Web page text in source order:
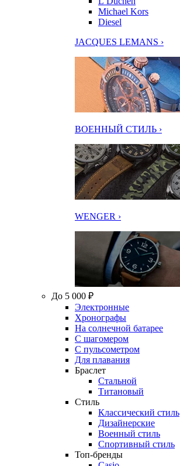
Michael Kors
Diesel
JACQUES LEMANS ›
ВОЕННЫЙ СТИЛЬ ›
WENGER ›
До 5 000 ₽
Электронные
Хронографы
На солнечной батарее
С шагомером
С пульсометром
Для плавания
Браслет
Стальной
Титановый
Стиль
Классический стиль
Дизайнерские
Военный стиль
Спортивный стиль
Топ-бренды